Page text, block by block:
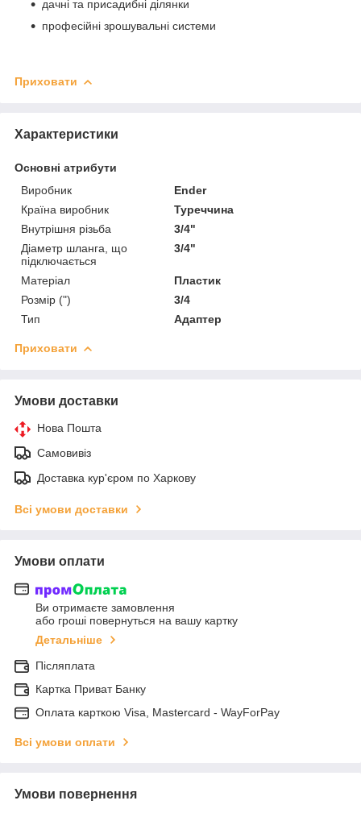
дачні та присадибні ділянки
професійні зрошувальні системи
Приховати
Характеристики
Основні атрибути
Виробник
Ender
Країна виробник
Туреччина
Внутрішня різьба
3/4"
Діаметр шланга, що
підключається
3/4"
Матеріал
Пластик
Розмір (")
3/4
Тип
Адаптер
Приховати
Умови доставки
Нова Пошта
Самовивіз
Доставка кур'єром по Харкову
Всі умови доставки
Умови оплати
Ви отримаєте замовлення
або гроші повернуться на вашу картку
Детальніше
Післяплата
Картка Приват Банку
Оплата карткою Visa, Mastercard - WayForPay
Всі умови оплати
Умови повернення